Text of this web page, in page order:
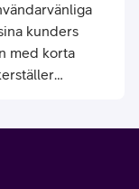
kunders
med korta